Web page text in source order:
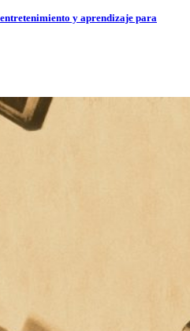
y aprendizaje para